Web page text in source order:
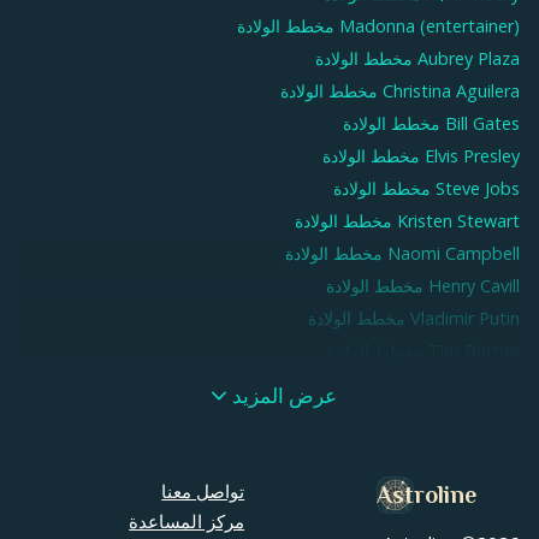
Madonna (entertainer) مخطط الولادة
Aubrey Plaza مخطط الولادة
Christina Aguilera مخطط الولادة
Bill Gates مخطط الولادة
Elvis Presley مخطط الولادة
Steve Jobs مخطط الولادة
Kristen Stewart مخطط الولادة
Naomi Campbell مخطط الولادة
Henry Cavill مخطط الولادة
Vladimir Putin مخطط الولادة
مخطط الولادة
Mac Miller
مخطط الولادة
مخطط الولادة
عرض المزيد
Astroline
تواصل معنا
مركز المساعدة